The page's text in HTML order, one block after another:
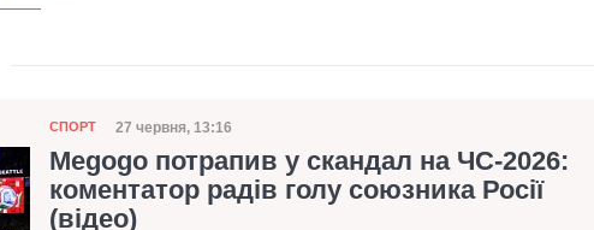
Категорія
СПОРТ Дата публікації
27 червня, 13:16
Megogo потрапив у скандал на ЧС-2026:
коментатор радів голу союзника Росії
(відео)